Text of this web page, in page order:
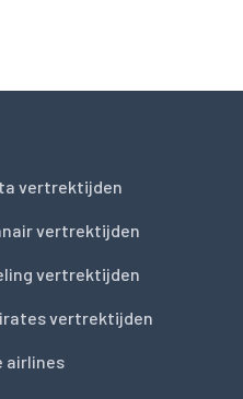
vertrektijden
vertrektijden
vertrektijden
vertrektijden
airlines